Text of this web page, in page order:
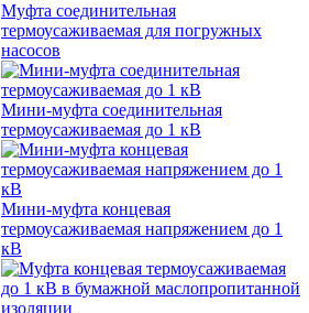
Муфта соединительная
термоусаживаемая для погружных
насосов
Мини-муфта соединительная
термоусаживаемая до 1 кВ
Мини-муфта концевая
термоусаживаемая напряжением до 1
кВ